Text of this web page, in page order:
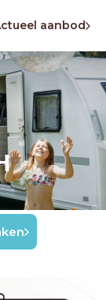
aanbod